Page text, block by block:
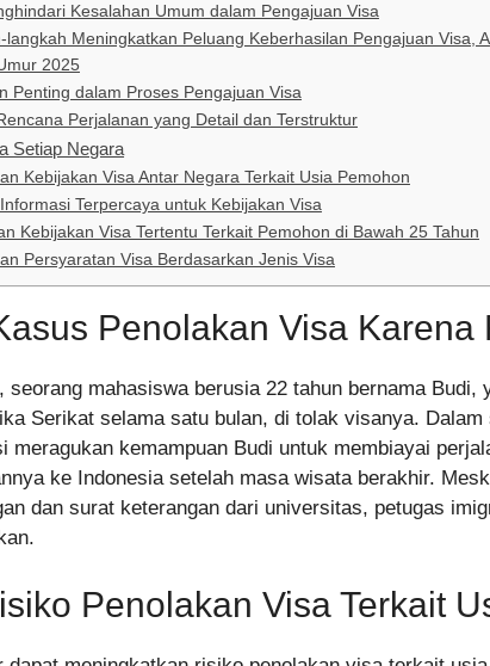
Kesalahan Umum dalam Pengajuan Visa
langkah Meningkatkan Peluang Keberhasilan Pengajuan Visa,
2025
Penting dalam Proses Pengajuan Visa
Perjalanan yang Detail dan Terstruktur
Setiap Negara
Kebijakan Visa Antar Negara Terkait Usia Pemohon
Terpercaya untuk Kebijakan Visa
Kebijakan Visa Tertentu Terkait Pemohon di Bawah 25 Tahun
Persyaratan Visa Berdasarkan Jenis Visa
Penolakan Visa Karena
seorang mahasiswa berusia 22 tahun bernama Budi,
Serikat selama satu bulan, di tolak visanya.
meragukan kemampuan Budi untuk membiayai
ke Indonesia setelah masa wisata berakhir.
dan surat keterangan dari universitas, petugas
Penolakan Visa Terkait